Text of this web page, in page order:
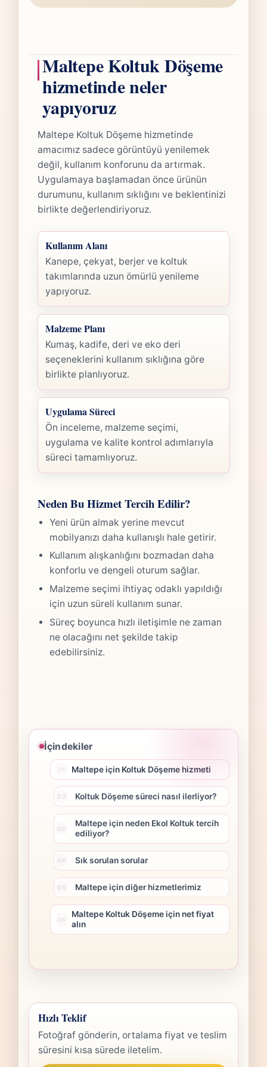
Maltepe Koltuk Döşeme
hizmetinde neler
yapıyoruz
Maltepe Koltuk Döşeme hizmetinde
amacımız sadece görüntüyü yenilemek
değil, kullanım konforunu da artırmak.
Uygulamaya başlamadan önce ürünün
durumunu, kullanım sıklığını ve beklentinizi
birlikte değerlendiriyoruz.
Kullanım Alanı
Kanepe, çekyat, berjer ve koltuk
takımlarında uzun ömürlü yenileme
yapıyoruz.
Malzeme Planı
Kumaş, kadife, deri ve eko deri
seçeneklerini kullanım sıklığına göre
birlikte planlıyoruz.
Uygulama Süreci
Ön inceleme, malzeme seçimi,
uygulama ve kalite kontrol adımlarıyla
süreci tamamlıyoruz.
Neden Bu Hizmet Tercih Edilir?
Yeni ürün almak yerine mevcut
mobilyanızı daha kullanışlı hale getirir.
Kullanım alışkanlığını bozmadan daha
konforlu ve dengeli oturum sağlar.
Malzeme seçimi ihtiyaç odaklı yapıldığı
için uzun süreli kullanım sunar.
Süreç boyunca hızlı iletişimle ne zaman
ne olacağını net şekilde takip
edebilirsiniz.
İçindekiler
Maltepe için Koltuk Döşeme hizmeti
Koltuk Döşeme süreci nasıl ilerliyor?
Maltepe için neden Ekol Koltuk tercih
ediliyor?
Sık sorulan sorular
Maltepe için diğer hizmetlerimiz
Maltepe Koltuk Döşeme için net fiyat
alın
Hızlı Teklif
Fotoğraf gönderin, ortalama fiyat ve teslim
süresini kısa sürede iletelim.